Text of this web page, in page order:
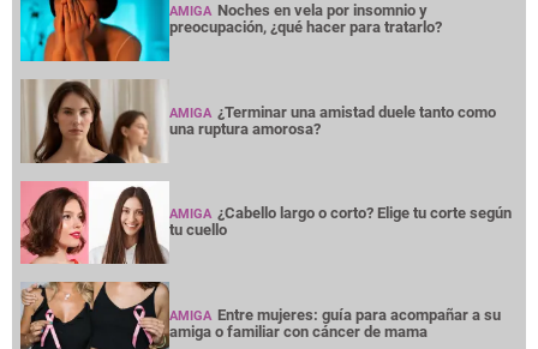
AMIGA Noches en vela por insomnio y
preocupación, ¿qué hacer para tratarlo?
AMIGA ¿Terminar una amistad duele tanto como
una ruptura amorosa?
AMIGA ¿Cabello largo o corto? Elige tu corte según
tu cuello
AMIGA Entre mujeres: guía para acompañar a su
amiga o familiar con cáncer de mama